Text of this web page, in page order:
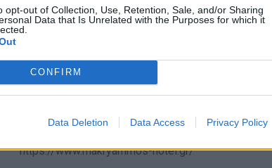
opt-out of Collection, Use, Retention, Sale, and/or Sharing
Data that Is Unrelated with the Purposes for which it
CONFIRM
Data Deletion Data Access Privacy Policy
Σύγχρονο και οργανωμένο περιβάλλον
Αποδοχές βάσει της ισχύουσας Συλλογικής
Άριστο εργασιακό κλίμα.
Διαμονή και διατροφή.
Μπορείτε να δείτε περισσότερα για εμάς,
https://www.makryammos-hotel.gr/